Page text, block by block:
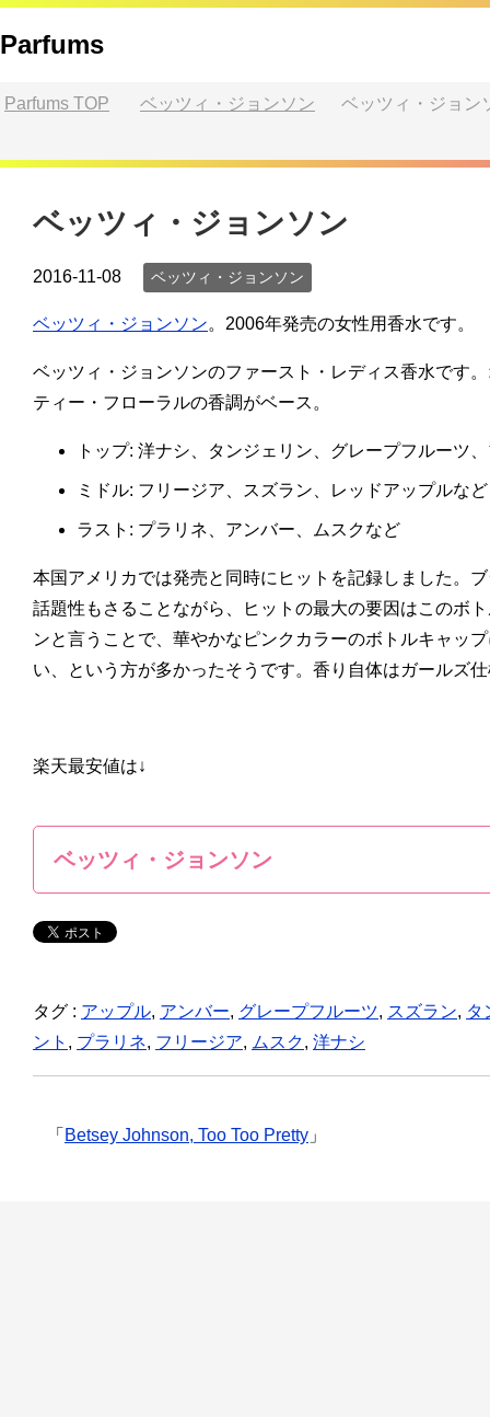
Parfums
Parfums TOP ベッツィ・ジョンソン ベッツィ・ジョン
ベッツィ・ジョンソン
2016-11-08 ベッツィ・ジョンソン
ベッツィ・ジョンソン。2006年発売の女性用香水です。
ベッツィ・ジョンソンのファースト・レディス香水です
ティー・フローラルの香調がベース。
トップ: 洋ナシ、タンジェリン、グレープフルーツ
ミドル: フリージア、スズラン、レッドアップルなど
ラスト: プラリネ、アンバー、ムスクなど
本国アメリカでは発売と同時にヒットを記録しました。
話題性もさることながら、ヒットの最大の要因はこのボ
ンと言うことで、華やかなピンクカラーのボトルキャッ
い、という方が多かったそうです。香り自体はガールズ
楽天最安値は↓
ベッツィ・ジョンソン
タグ : アップル, アンバー, グレープフルーツ, スズラン, タ
ント , プラリネ, フリージア, ムスク, 洋ナシ
「 Betsey Johnson, Too Too Pretty 」